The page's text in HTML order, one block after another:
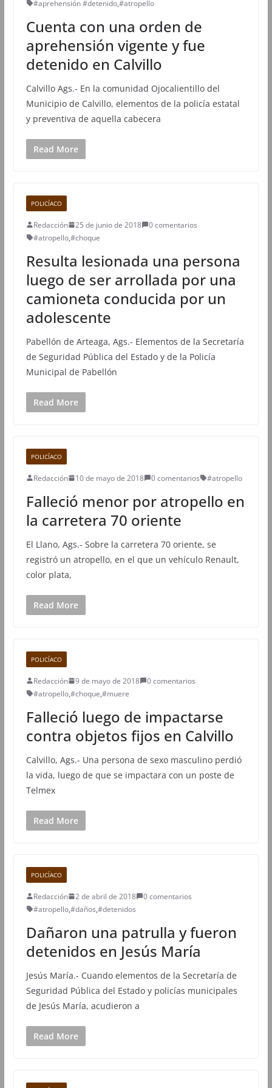
#aprehensión #detenido,#atropello
Cuenta con una orden de
aprehensión vigente y fue
detenido en Calvillo
Calvillo Ags.- En la comunidad Ojocalientillo del
Municipio de Calvillo, elementos de la policía estatal
y preventiva de aquella cabecera
Read More
POLICÍACO
Redacción 25 de junio de 2018
0 comentarios
#atropello,#choque
Resulta lesionada una persona
luego de ser arrollada por una
camioneta conducida por un
adolescente
Pabellón de Arteaga, Ags.- Elementos de la Secretaría
de Seguridad Pública del Estado y de la Policía
Municipal de Pabellón
Read More
POLICÍACO
Redacción 10 de mayo de 2018 0 comentarios #atropello
Falleció menor por atropello en
la carretera 70 oriente
El Llano, Ags.- Sobre la carretera 70 oriente, se
registró un atropello, en el que un vehículo Renault,
color plata,
Read More
POLICÍACO
Redacción 9 de mayo de 2018
0 comentarios
#atropello,#choque,#muere
Falleció luego de impactarse
contra objetos fijos en Calvillo
Calvillo, Ags.- Una persona de sexo masculino perdió
la vida, luego de que se impactara con un poste de
Telmex
Read More
POLICÍACO
Redacción 2 de abril de 2018
0 comentarios
#atropello,#daños,#detenidos
Dañaron una patrulla y fueron
detenidos en Jesús María
Jesús María.- Cuando elementos de la Secretaría de
Seguridad Pública del Estado y policías municipales
de Jesús María, acudieron a
Read More